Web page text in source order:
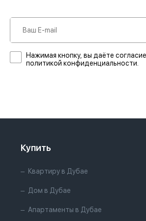
Нажимая кнопку, вы даёте
политикой конфиденциальности.
Купить
Квартиру в Дубае
Дом в Дубае
Апартаменты в Дубае